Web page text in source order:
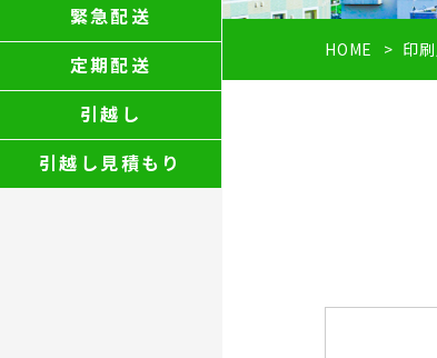
緊急配送
定期配送
引越し
引越し見積もり
HOME 印